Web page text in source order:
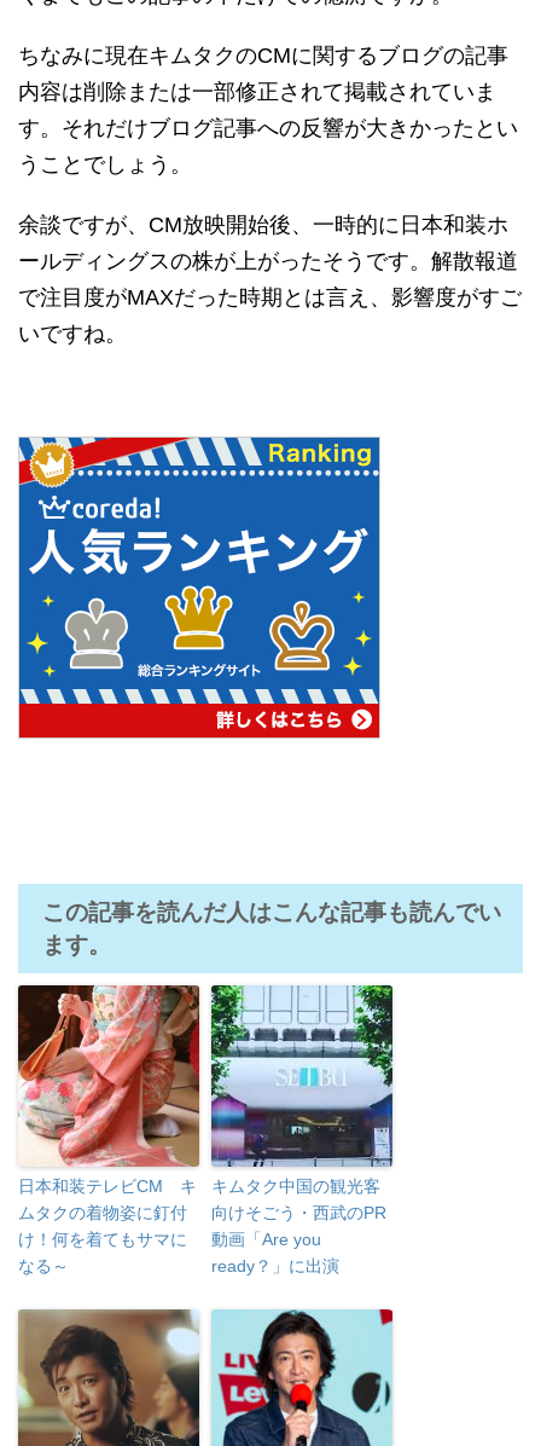
ちなみに現在キムタクのCMに関するブログの記事
内容は削除または一部修正されて掲載されていま
す。それだけブログ記事への反響が大きかったとい
うことでしょう。
余談ですが、CM放映開始後、一時的に日本和装ホ
ールディングスの株が上がったそうです。解散報道
で注目度がMAXだった時期とは言え、影響度がすご
いですね。
この記事を読んだ人はこんな記事も読んでい
ます。
日本和装テレビCM キ
ムタクの着物姿に釘付
け！何を着てもサマに
なる～
キムタク中国の観光客
向けそごう・西武のPR
動画「Are you
ready？」に出演